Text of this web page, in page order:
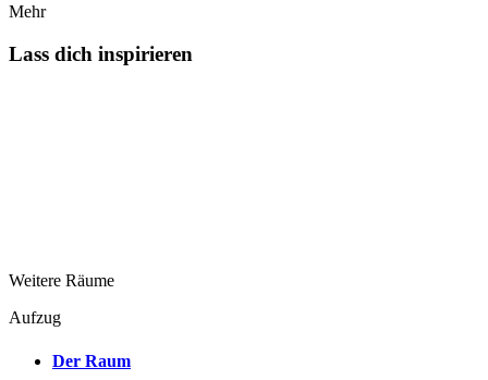
Mehr
Lass dich inspirieren
Weitere Räume
Aufzug
Der Raum